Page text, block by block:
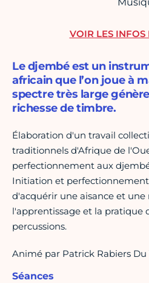
Le djembé est un
africain que l’on joue à
spectre très large
richesse de timbre.
Élaboration d'un travail
traditionnels d'Afrique de
perfectionnement aux
Initiation et
d'acquérir une aisance et
l'apprentissage et la pratique
percussions.
Animé par Patrick Rabiers Du
Séances
VOIR LES INFOS